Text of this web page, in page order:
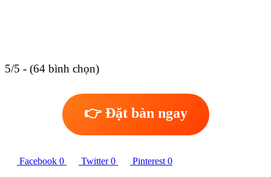
5/5 - (64 bình chọn)
👉 Đặt bàn ngay
Facebook 0 Twitter 0 Pinterest 0